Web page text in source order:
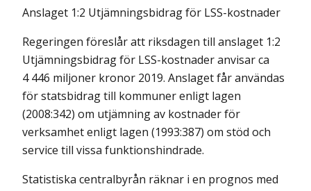
Anslaget 1:2 Utjämningsbidrag för LSS-kostnader
Regeringen föreslår att riksdagen till anslaget 1:2
Utjämningsbidrag för LSS-kostnader anvisar ca
4 446 miljoner kronor 2019. Anslaget får användas
för statsbidrag till kommuner enligt lagen
(2008:342) om utjämning av kostnader för
verksamhet enligt lagen (1993:387) om stöd och
service till vissa funktionshindrade.
Statistiska centralbyrån räknar i en prognos med